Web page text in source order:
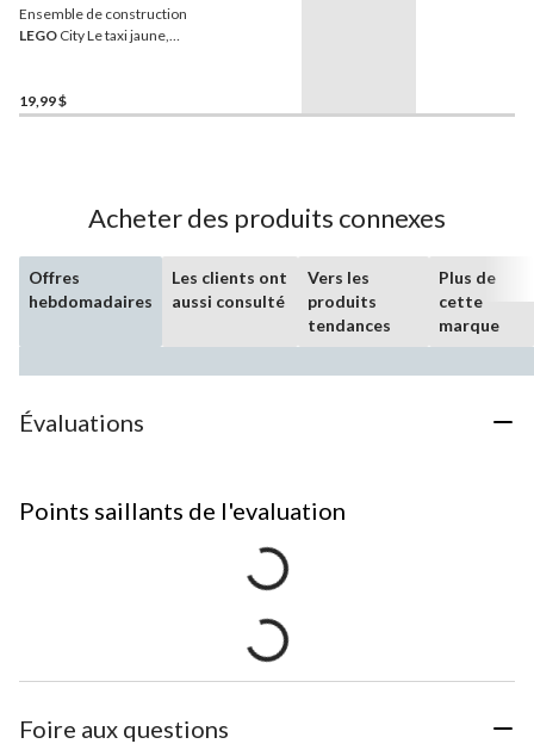
Ensemble de construction
LEGO City Le taxi jaune,
19,99 $
Acheter des produits connexes
Offres
hebdomadaires
Les clients ont
aussi consulté
Vers les
produits
tendances
Plus de
cette
marque
Évaluations
Points saillants de l'evaluation
Foire aux questions